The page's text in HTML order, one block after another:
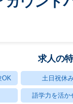
求人の
OK 土日祝休
語学力を活か